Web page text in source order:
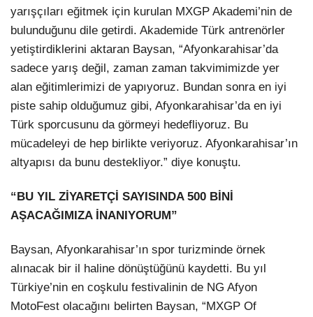
yarışçıları eğitmek için kurulan MXGP Akademi’nin de
bulunduğunu dile getirdi. Akademide Türk antrenörler
yetiştirdiklerini aktaran Baysan, “Afyonkarahisar’da
sadece yarış değil, zaman zaman takvimimizde yer
alan eğitimlerimizi de yapıyoruz. Bundan sonra en iyi
piste sahip olduğumuz gibi, Afyonkarahisar’da en iyi
Türk sporcusunu da görmeyi hedefliyoruz. Bu
mücadeleyi de hep birlikte veriyoruz. Afyonkarahisar’ın
altyapısı da bunu destekliyor.” diye konuştu.
“BU YIL ZİYARETÇİ SAYISINDA 500 BİNİ
AŞACAĞIMIZA İNANIYORUM”
Baysan, Afyonkarahisar’ın spor turizminde örnek
alınacak bir il haline dönüştüğünü kaydetti. Bu yıl
Türkiye’nin en coşkulu festivalinin de NG Afyon
MotoFest olacağını belirten Baysan, “MXGP Of